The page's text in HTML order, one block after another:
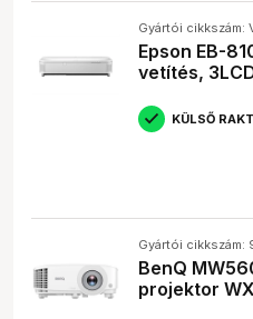
Gyártói cikkszám:
Epson EB-
vetítés,
KÜLSŐ
Gyártói cikkszám:
BenQ
projektor